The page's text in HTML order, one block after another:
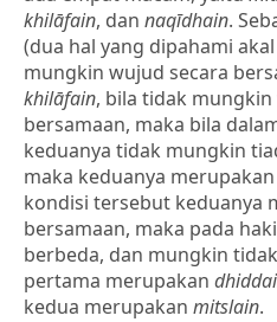
khilāfain, dan naqīdhain.
(dua hal yang dipahami
mungkin wujud secara
khilāfain, bila tidak
bersamaan, maka bila
keduanya tidak mungkin
maka keduanya merupakan
kondisi tersebut keduanya
bersamaan, maka pada
berbeda, dan mungkin
pertama merupakan
kedua merupakan mitslain.